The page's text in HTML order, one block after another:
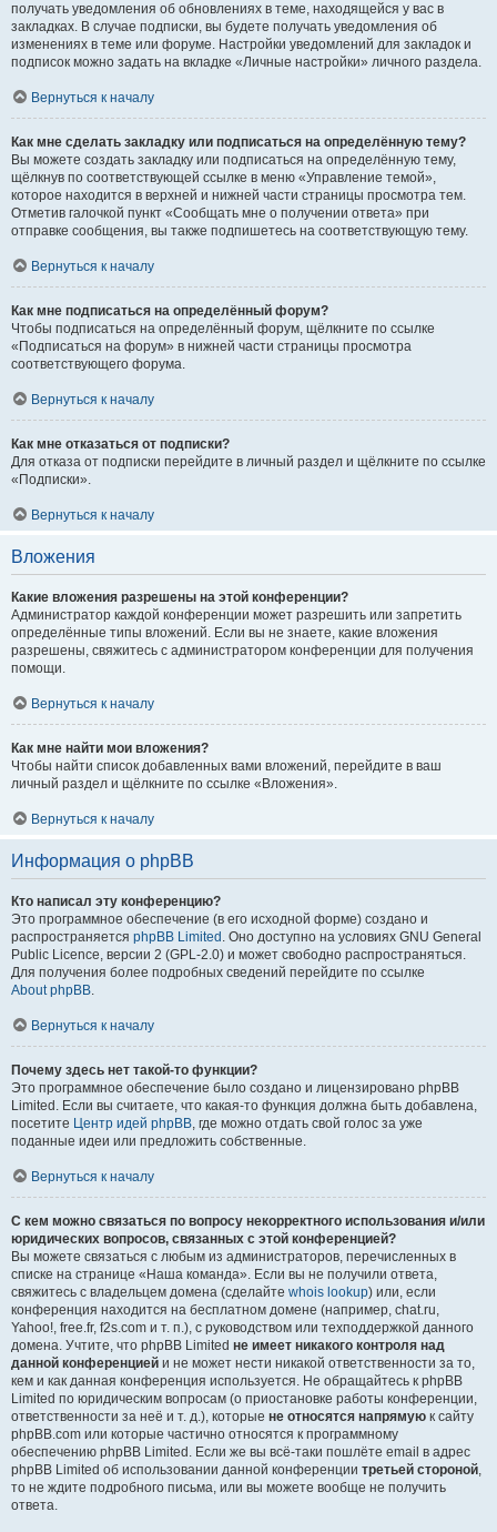
получать уведомления об обновлениях в теме, находящейся у вас в
закладках. В случае подписки, вы будете получать уведомления об
изменениях в теме или форуме. Настройки уведомлений для закладок и
подписок можно задать на вкладке «Личные настройки» личного раздела.
Вернуться к началу
Как мне сделать закладку или подписаться на определённую тему?
Вы можете создать закладку или подписаться на определённую тему,
щёлкнув по соответствующей ссылке в меню «Управление темой»,
которое находится в верхней и нижней части страницы просмотра тем.
Отметив галочкой пункт «Сообщать мне о получении ответа» при
отправке сообщения, вы также подпишетесь на соответствующую тему.
Вернуться к началу
Как мне подписаться на определённый форум?
Чтобы подписаться на определённый форум, щёлкните по ссылке
«Подписаться на форум» в нижней части страницы просмотра
соответствующего форума.
Вернуться к началу
Как мне отказаться от подписки?
Для отказа от подписки перейдите в личный раздел и щёлкните по ссылке
«Подписки».
Вернуться к началу
Вложения
Какие вложения разрешены на этой конференции?
Администратор каждой конференции может разрешить или запретить
определённые типы вложений. Если вы не знаете, какие вложения
разрешены, свяжитесь с администратором конференции для получения
помощи.
Вернуться к началу
Как мне найти мои вложения?
Чтобы найти список добавленных вами вложений, перейдите в ваш
личный раздел и щёлкните по ссылке «Вложения».
Вернуться к началу
Информация о phpBB
Кто написал эту конференцию?
Это программное обеспечение (в его исходной форме) создано и
распространяется phpBB Limited . Оно доступно на условиях GNU General
Public Licence, версии 2 (GPL-2.0) и может свободно распространяться.
Для получения более подробных сведений перейдите по ссылке
About phpBB.
Вернуться к началу
Почему здесь нет такой-то функции?
Это программное обеспечение было создано и лицензировано phpBB
Limited. Если вы считаете, что какая-то функция должна быть добавлена,
посетите Центр идей phpBB, где можно отдать свой голос за уже
поданные идеи или предложить собственные.
Вернуться к началу
С кем можно связаться по вопросу некорректного использования и/или
юридических вопросов, связанных с этой конференцией?
Вы можете связаться с любым из администраторов, перечисленных в
списке на странице «Наша команда». Если вы не получили ответа,
свяжитесь с владельцем домена (сделайте whois lookup) или, если
конференция находится на бесплатном домене (например, chat.ru,
Yahoo!, free.fr, f2s.com и т. п.), с руководством или техподдержкой данного
домена. Учтите, что phpBB Limited не имеет никакого контроля над
данной конференцией и не может нести никакой ответственности за то,
кем и как данная конференция используется. Не обращайтесь к phpBB
Limited по юридическим вопросам (о приостановке работы конференции,
ответственности за неё и т. д.), которые не относятся напрямую к сайту
phpBB.com или которые частично относятся к программному
обеспечению phpBB Limited. Если же вы всё-таки пошлёте email в адрес
phpBB Limited об использовании данной конференции третьей стороной,
то не ждите подробного письма, или вы можете вообще не получить
ответа.